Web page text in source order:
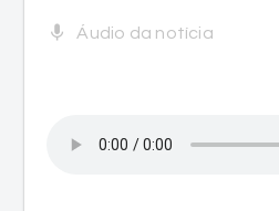
mic Áudio da notícia